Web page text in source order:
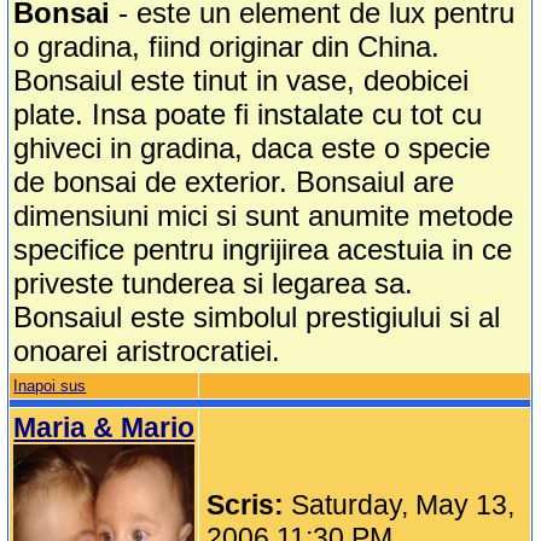
Bonsai - este un element de lux pentru
o gradina, fiind originar din China.
Bonsaiul este tinut in vase, deobicei
plate. Insa poate fi instalate cu tot cu
ghiveci in gradina, daca este o specie
de bonsai de exterior. Bonsaiul are
dimensiuni mici si sunt anumite metode
specifice pentru ingrijirea acestuia in ce
priveste tunderea si legarea sa.
Bonsaiul este simbolul prestigiului si al
onoarei aristrocratiei.
Inapoi sus
Maria & Mario
Scris: Saturday, May 13,